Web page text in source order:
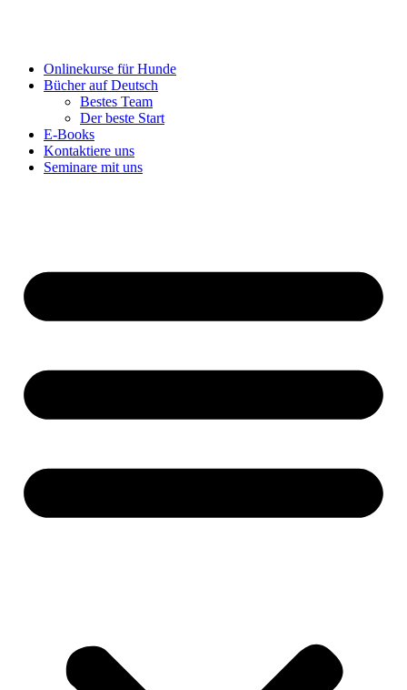
Onlinekurse für Hunde
Bücher auf Deutsch
Bestes Team
Der beste Start
E-Books
Kontaktiere uns
Seminare mit uns